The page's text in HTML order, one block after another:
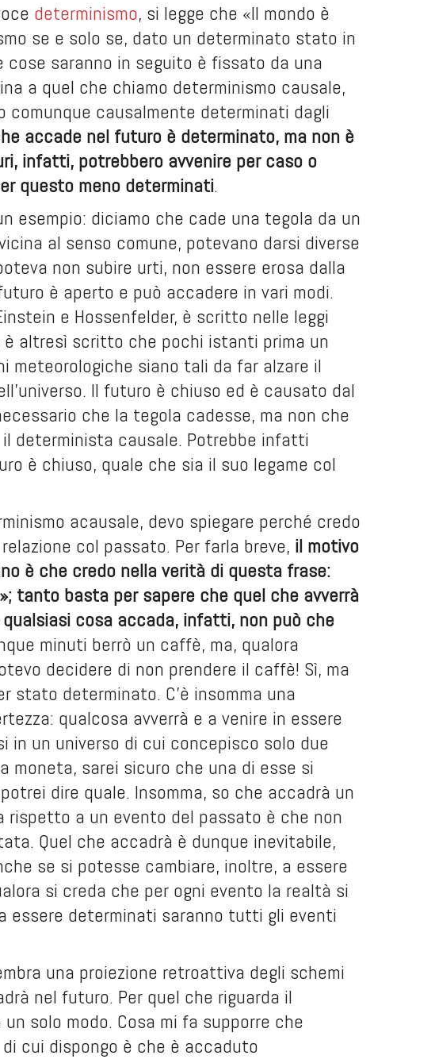
determinismo, si legge che «Il mondo è
se e solo se, dato un determinato stato in
saranno in seguito è fissato da una
a quel che chiamo determinismo causale,
comunque causalmente determinati dagli
accade nel futuro è determinato, ma non è
infatti, potrebbero avvenire per caso o
questo meno determinati.
esempio: diciamo che cade una tegola da un
al senso comune, potevano darsi diverse
non subire urti, non essere erosa dalla
è aperto e può accadere in vari modi.
e Hossenfelder, è scritto nelle leggi
altresì scritto che pochi istanti prima un
meteorologiche siano tali da far alzare il
Il futuro è chiuso ed è causato dal
che la tegola cadesse, ma non che
determinista causale. Potrebbe infatti
è chiuso, quale che sia il suo legame col
acausale, devo spiegare perché credo
col passato. Per farla breve, il motivo
è che credo nella verità di questa frase:
tanto basta per sapere che quel che avverrà
cosa accada, infatti, non può che
minuti berrò un caffè, ma, qualora
decidere di non prendere il caffè! Sì, ma
stato determinato. C’è insomma una
qualcosa avverrà e a venire in essere
un universo di cui concepisco solo due
moneta, sarei sicuro che una di esse si
dire quale. Insomma, so che accadrà un
a un evento del passato è che non
Quel che accadrà è dunque inevitabile,
se si potesse cambiare, inoltre, a essere
si creda che per ogni evento la realtà si
essere determinati saranno tutti gli eventi
una proiezione retroattiva degli schemi
nel futuro. Per quel che riguarda il
solo modo. Cosa mi fa supporre che
cui dispongo è che è accaduto